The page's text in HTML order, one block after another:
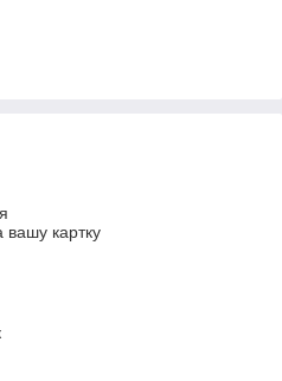
вашу картку